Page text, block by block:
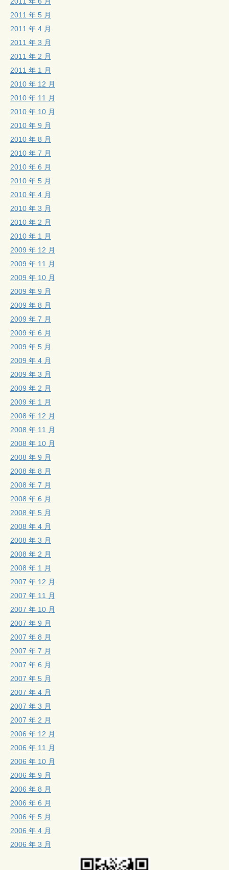
2011 年 5 月
2011 年 4 月
2011 年 3 月
2011 年 2 月
2011 年 1 月
2010 年 12 月
2010 年 11 月
2010 年 10 月
2010 年 9 月
2010 年 8 月
2010 年 7 月
2010 年 6 月
2010 年 5 月
2010 年 4 月
2010 年 3 月
2010 年 2 月
2010 年 1 月
2009 年 12 月
2009 年 11 月
2009 年 10 月
2009 年 9 月
2009 年 8 月
2009 年 7 月
2009 年 6 月
2009 年 5 月
2009 年 4 月
2009 年 3 月
2009 年 2 月
2009 年 1 月
2008 年 12 月
2008 年 11 月
2008 年 10 月
2008 年 9 月
2008 年 8 月
2008 年 7 月
2008 年 6 月
2008 年 5 月
2008 年 4 月
2008 年 3 月
2008 年 2 月
2008 年 1 月
2007 年 12 月
2007 年 11 月
2007 年 10 月
2007 年 9 月
2007 年 8 月
2007 年 7 月
2007 年 6 月
2007 年 5 月
2007 年 4 月
2007 年 3 月
2007 年 2 月
2006 年 12 月
2006 年 11 月
2006 年 10 月
2006 年 9 月
2006 年 8 月
2006 年 6 月
2006 年 5 月
2006 年 4 月
2006 年 3 月